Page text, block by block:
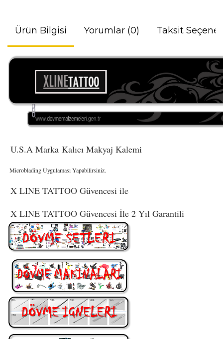
Ürün Bilgisi Yorumlar (0) Taksit
U.S.A Marka Kalıcı Makyaj Kalemi
Microblading Uygulaması Yapabilirsiniz.
X LINE TATTOO Güvencesi ile
X LINE TATTOO Güvencesi İle 2 Yıl Garantili